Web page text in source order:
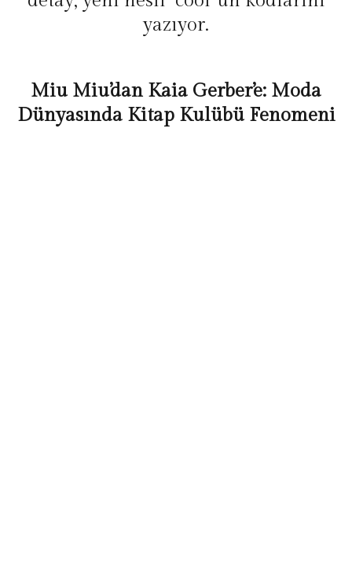
yazıyor.
Miu Miu’dan Kaia Gerber’e: Moda
Dünyasında Kitap Kulübü Fenomeni